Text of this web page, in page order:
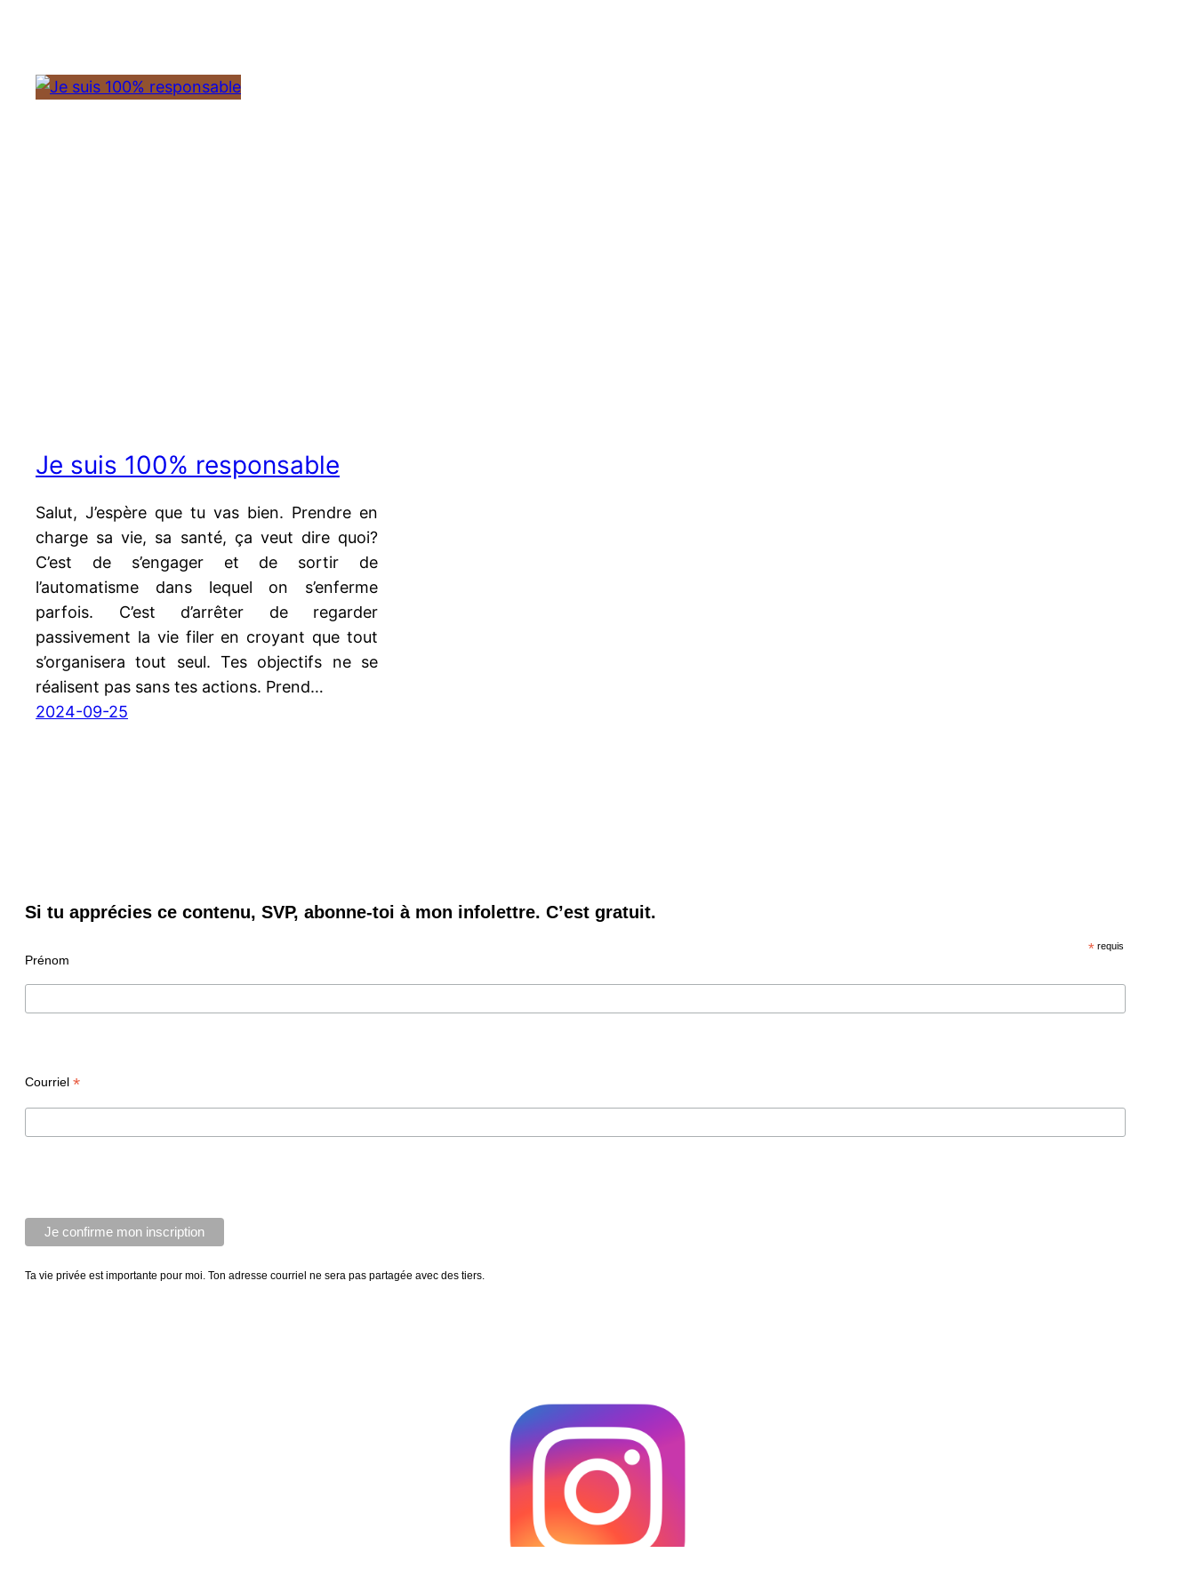
Je suis 100% responsable
Salut, J’espère que tu vas bien. Prendre en
charge sa vie, sa santé, ça veut dire quoi?
C’est de s’engager et de sortir de
l’automatisme dans lequel on s’enferme
parfois. C’est d’arrêter de regarder
passivement la vie filer en croyant que tout
s’organisera tout seul. Tes objectifs ne se
réalisent pas sans tes actions. Prend…
2024-09-25
Si tu apprécies ce contenu, SVP, abonne-toi à mon infolettre. C’est gratuit.
* requis
Prénom
Courriel *
Ta vie privée est importante pour moi. Ton adresse courriel ne sera pas partagée avec des tiers.